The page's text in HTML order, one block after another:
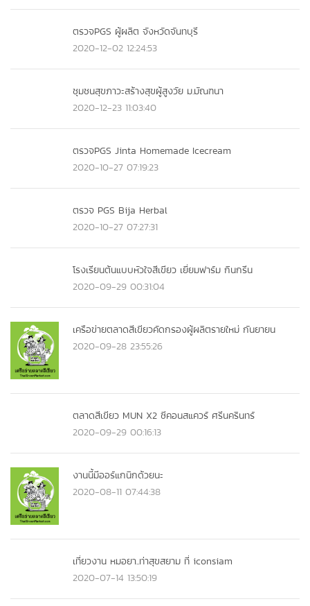
ตรวจPGS ผู้ผลิต จังหวัดจันทบุรี
2020-12-02 12:24:53
ชุมชนสุขภาวะสร้างสุขผู้สูงวัย ม.มัณฑนา
2020-12-23 11:03:40
ตรวจPGS Jinta Homemade Icecream
2020-10-27 07:19:23
ตรวจ PGS Bija Herbal
2020-10-27 07:27:31
โรงเรียนต้นแบบหัวใจสีเขียว เยี่ยมฟาร์ม กินกรีน
2020-09-29 00:31:04
เครือข่ายตลาดสีเขียวคัดกรองผู้ผลิตรายใหม่ กันยายน
2020-09-28 23:55:26
ตลาดสีเขียว MUN X2 ซีคอนสแควร์ ศรีนครินทร์
2020-09-29 00:16:13
งานนี้มีออร์แกนิกด้วยนะ
2020-08-11 07:44:38
เที่ยวงาน หมอยา..ท่าสุขสยาม ที่ iconsiam
2020-07-14 13:50:19